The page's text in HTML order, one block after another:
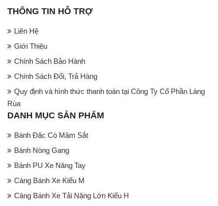
THÔNG TIN HỖ TRỢ
Liên Hệ
Giới Thiệu
Chính Sách Bảo Hành
Chính Sách Đổi, Trả Hàng
Quy định và hình thức thanh toán tại Công Ty Cổ Phần Làng
Rùa
DANH MỤC SẢN PHẨM
Bánh Đặc Có Mâm Sắt
Bánh Nòng Gang
Bánh PU Xe Nâng Tay
Càng Bánh Xe Kiểu M
Càng Bánh Xe Tải Nặng Lớn Kiểu H